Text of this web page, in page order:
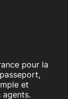
pour la
et